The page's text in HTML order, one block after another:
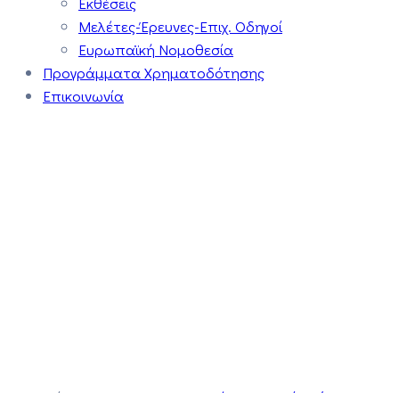
Μελέτες-Έρευνες-Επιχ. Οδηγοί
Ευρωπαϊκή Νομοθεσία
Προγράμματα Χρηματοδότησης
Επικοινωνία